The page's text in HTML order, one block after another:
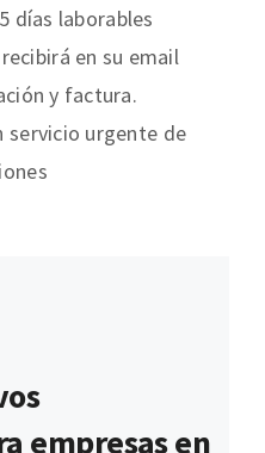
días laborables
en su email
y factura.
servicio urgente de
empresas en